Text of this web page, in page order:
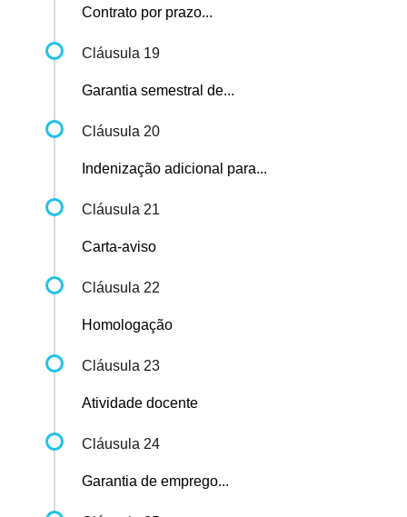
Contrato por prazo...
Cláusula 19
Garantia semestral de...
Cláusula 20
Indenização adicional para...
Cláusula 21
Carta-aviso
Cláusula 22
Homologação
Cláusula 23
Atividade docente
Cláusula 24
Garantia de emprego...